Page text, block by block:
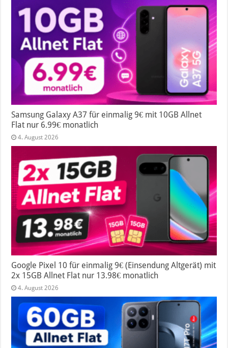
Samsung Galaxy A37 für einmalig 9€ mit 10GB Allnet
Flat nur 6.99€ monatlich
4. August 2026
Google Pixel 10 für einmalig 9€ (Einsendung Altgerät) mit
2x 15GB Allnet Flat nur 13.98€ monatlich
4. August 2026